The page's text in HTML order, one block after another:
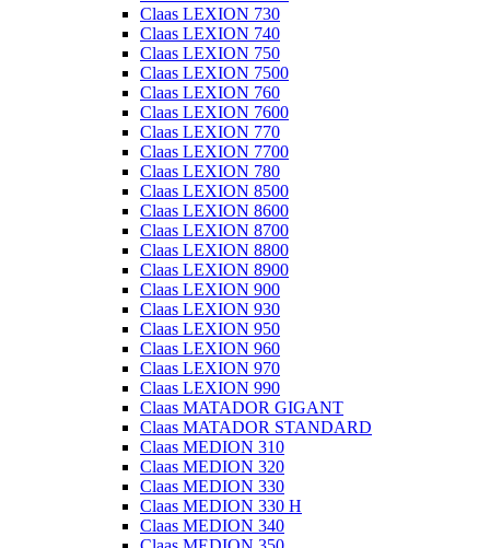
Claas LEXION 730
Claas LEXION 740
Claas LEXION 750
Claas LEXION 7500
Claas LEXION 760
Claas LEXION 7600
Claas LEXION 770
Claas LEXION 7700
Claas LEXION 780
Claas LEXION 8500
Claas LEXION 8600
Claas LEXION 8700
Claas LEXION 8800
Claas LEXION 8900
Claas LEXION 900
Claas LEXION 930
Claas LEXION 950
Claas LEXION 960
Claas LEXION 970
Claas LEXION 990
Claas MATADOR GIGANT
Claas MATADOR STANDARD
Claas MEDION 310
Claas MEDION 320
Claas MEDION 330
Claas MEDION 330 H
Claas MEDION 340